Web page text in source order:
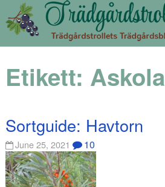
Etikett: Askola
Sortguide: Havtorn
June 25, 2021 10